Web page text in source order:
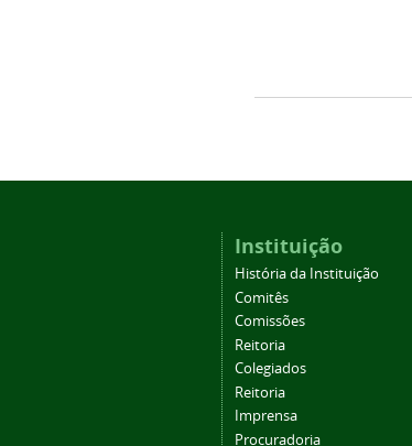
Instituição
História da Instituição
Comitês
Comissões
Reitoria
Colegiados
Reitoria
Imprensa
Procuradoria